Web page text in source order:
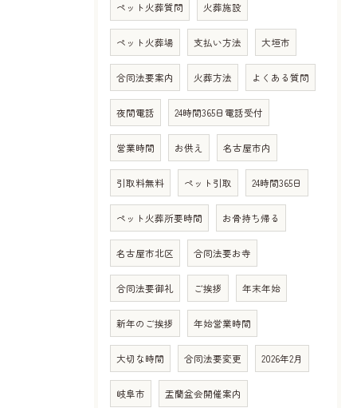
ペット火葬質問 火葬施設
ペット火葬場 支払い方法 大垣市
合同法要案内 火葬方法 よくある質問
夜間電話 24時間365日電話受付
営業時間 お供え 名古屋市内
引取料無料 ペット引取 24時間365日
ペット火葬所要時間 お骨持ち帰る
名古屋市北区 合同法要お寺
合同法要御礼 ご挨拶 年末年始
新年のご挨拶 年始営業時間
大切な時間 合同法要変更 2026年2月
岐阜市 盂蘭盆会開催案内